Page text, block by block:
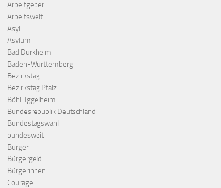
Arbeitgeber
Arbeitswelt
Asyl
Asylum
Bad Dürkheim
Baden-Württemberg
Bezirkstag
Bezirkstag Pfalz
Böhl-Iggelheim
Bundesrepublik Deutschland
Bundestagswahl
bundesweit
Bürger
Bürgergeld
Bürgerinnen
Courage